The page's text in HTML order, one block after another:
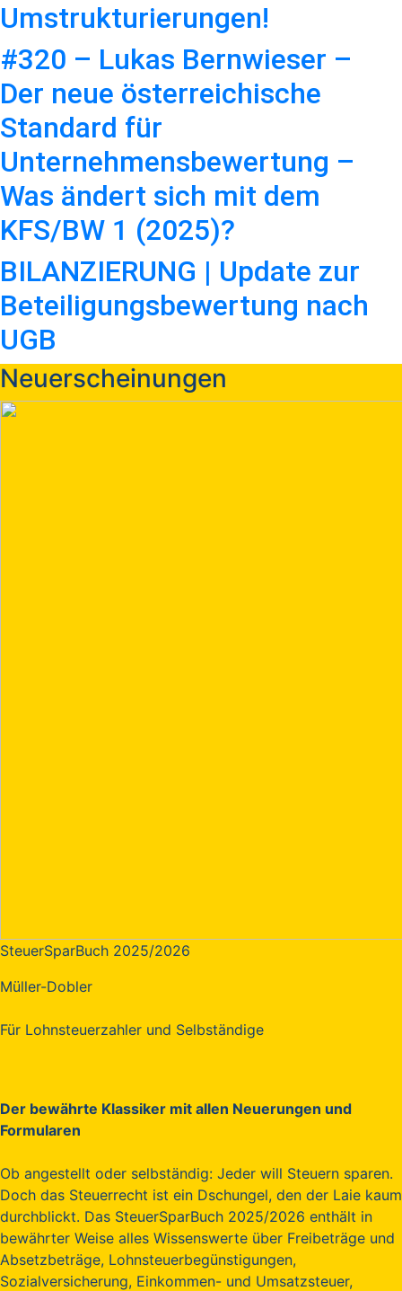
Umstrukturierungen!
#320 – Lukas Bernwieser –
Der neue österreichische
Standard für
Unternehmensbewertung –
Was ändert sich mit dem
KFS/BW 1 (2025)?
BILANZIERUNG | Update zur
Beteiligungsbewertung nach
UGB
Neuerscheinungen
SteuerSparBuch 2025/2026
Müller-Dobler
Für Lohnsteuerzahler und Selbständige
Der bewährte Klassiker mit allen Neuerungen und
Formularen
Ob angestellt oder selbständig: Jeder will Steuern sparen.
Doch das Steuerrecht ist ein Dschungel, den der Laie kaum
durchblickt. Das SteuerSparBuch 2025/2026 enthält in
bewährter Weise alles Wissenswerte über Freibeträge und
Absetzbeträge, Lohnsteuerbegünstigungen,
Sozialversicherung, Einkommen- und Umsatzsteuer,